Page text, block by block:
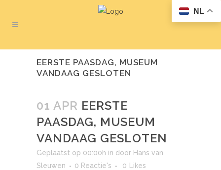
EERSTE PAASDAG, MUSEUM
VANDAAG GESLOTEN
01 APR EERSTE
PAASDAG, MUSEUM
VANDAAG GESLOTEN
Geplaatst op 00:00h in door Hans van
Sleuwen
0 Reactie's 0 Likes
NL